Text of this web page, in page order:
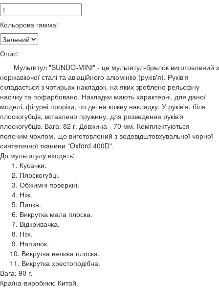
Кольорова гамма:
Опис:
Мультитул "SUNDO-MINI" - це мультитул-брелок виготовлений з
нержавіючої сталі та авіаційного алюмінію (руків'я). Руків'я
складається з чотирьох накладок, на яких зроблено рельєфну
насічку та пофарбовано. Накладки мають характерні, для даної
моделі, фігурні прорізи, по дві на кожну накладку. У руків'я, біля
плоскогубців, вставлено пружину, для розведення руків'я
плоскогубців. Вага: 82 г. Довжина - 70 мм. Комплектуються
поясним чохлом, що виготовлений з водовідштовхувальної чорної
синтетичної тканини "Oxford 400D".
До мультитулу входять:
1. Кусачки.
2. Плоскогубці.
3. Обжимні поверхні.
4. Ніж.
5. Пилка.
6. Викрутка мала плоска.
7. Відкривачка.
8. Ніж.
9. Напилок.
10. Викрутка велика плоска.
11. Викрутка хрестоподібна.
Вага: 90 г.
Країна-виробник: Китай.